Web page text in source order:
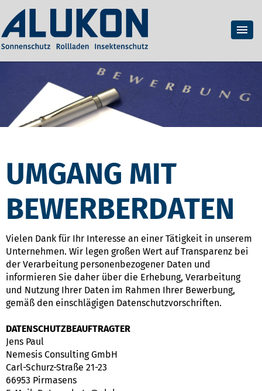
UMGANG MIT
BEWERBERDATEN
Vielen Dank für Ihr Interesse an einer Tätigkeit in unserem
Unternehmen. Wir legen großen Wert auf Transparenz bei
der Verarbeitung personenbezogener Daten und
informieren Sie daher über die Erhebung, Verarbeitung
und Nutzung Ihrer Daten im Rahmen Ihrer Bewerbung,
gemäß den einschlägigen Datenschutzvorschriften.
DATENSCHUTZBEAUFTRAGTER
Jens Paul
Nemesis Consulting GmbH
Carl-Schurz-Straße 21-23
66953 Pirmasens